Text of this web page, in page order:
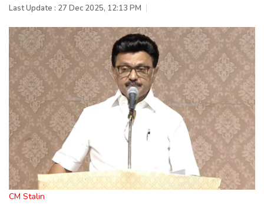
Last Update : 27 Dec 2025, 12:13 PM
CM Stalin